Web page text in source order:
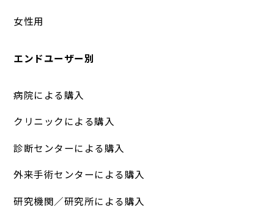
女性用
エンドユーザー別
病院による購入
クリニックによる購入
診断センターによる購入
外来手術センターによる購入
研究機関／研究所による購入